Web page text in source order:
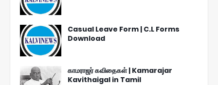
Casual Leave Form | C.L Forms
Download
காமராஜர் கவிதைகள் | Kamarajar
Kavithaigal in Tamil